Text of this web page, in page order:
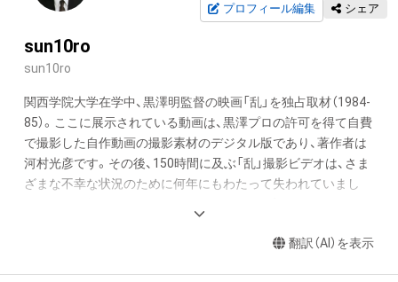
プロフィール編集 シェア
sun10ro
sun10ro
関西学院大学在学中、黒澤明監督の映画「乱」を独占取材（1984-
85）。ここに展示されている動画は、黒澤プロの許可を得て自費
で撮影した自作動画の撮影素材のデジタル版であり、著作者は
河村光彦です。その後、150時間に及ぶ「乱」撮影ビデオは、さま
ざまな不幸な状況のために何年にもわたって失われていまし
時間の資料がデジタルアートNFTに変換されて販売していま
翻訳（AI）を表示